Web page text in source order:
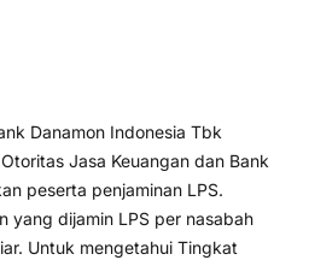
Danamon Indonesia Tbk
Jasa Keuangan dan Bank
peserta penjaminan LPS.
yang dijamin LPS per nasabah
Untuk mengetahui Tingkat